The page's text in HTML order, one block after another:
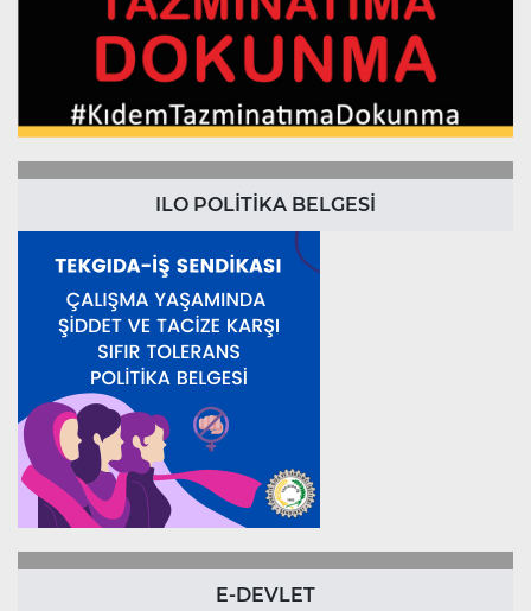
ILO POLİTİKA BELGESİ
E-DEVLET